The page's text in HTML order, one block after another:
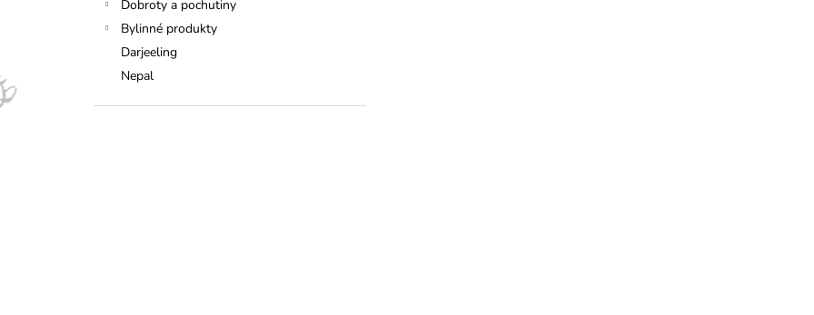
Dobroty a pochutiny
Bylinné produkty
Darjeeling
Nepal